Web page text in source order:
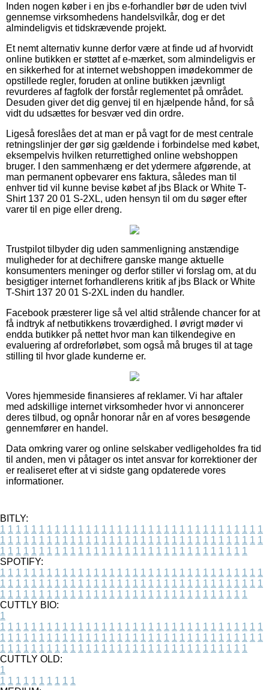
Inden nogen køber i en jbs e-forhandler bør de uden tvivl
gennemse virksomhedens handelsvilkår, dog er det
almindeligvis et tidskrævende projekt.
Et nemt alternativ kunne derfor være at finde ud af hvorvidt
online butikken er støttet af e-mærket, som almindeligvis er
en sikkerhed for at internet webshoppen imødekommer de
opstillede regler, foruden at online butikken jævnligt
revurderes af fagfolk der forstår reglementet på området.
Desuden giver det dig genvej til en hjælpende hånd, for så
vidt du udsættes for besvær ved din ordre.
Ligeså foreslåes det at man er på vagt for de mest centrale
retningslinjer der gør sig gældende i forbindelse med købet,
eksempelvis hvilken returrettighed online webshoppen
bruger. I den sammenhæng er det ydermere afgørende, at
man permanent opbevarer ens faktura, således man til
enhver tid vil kunne bevise købet af jbs Black or White T-
Shirt 137 20 01 S-2XL, uden hensyn til om du søger efter
varer til en pige eller dreng.
Trustpilot tilbyder dig uden sammenligning anstændige
muligheder for at dechifrere ganske mange aktuelle
konsumenters meninger og derfor stiller vi forslag om, at du
besigtiger internet forhandlerens kritik af jbs Black or White
T-Shirt 137 20 01 S-2XL inden du handler.
Facebook præsterer lige så vel altid strålende chancer for at
få indtryk af netbutikkens troværdighed. I øvrigt møder vi
endda butikker på nettet hvor man kan tilkendegive en
evaluering af ordreforløbet, som også må bruges til at tage
stilling til hvor glade kunderne er.
Vores hjemmeside finansieres af reklamer. Vi har aftaler
med adskillige internet virksomheder hvor vi annoncerer
deres tilbud, og opnår honorar når en af vores besøgende
gennemfører en handel.
Data omkring varer og online selskaber vedligeholdes fra tid
til anden, men vi påtager os intet ansvar for korrektioner der
er realiseret efter at vi sidste gang opdaterede vores
informationer.
BITLY:
1 1 1 1 1 1 1 1 1 1 1 1 1 1 1 1 1 1 1 1 1 1 1 1 1 1 1 1 1 1 1 1 1 1
1 1 1 1 1 1 1 1 1 1 1 1 1 1 1 1 1 1 1 1 1 1 1 1 1 1 1 1 1 1 1 1 1 1
1 1 1 1 1 1 1 1 1 1 1 1 1 1 1 1 1 1 1 1 1 1 1 1 1 1 1 1 1 1 1 1
SPOTIFY:
1 1 1 1 1 1 1 1 1 1 1 1 1 1 1 1 1 1 1 1 1 1 1 1 1 1 1 1 1 1 1 1 1 1
1 1 1 1 1 1 1 1 1 1 1 1 1 1 1 1 1 1 1 1 1 1 1 1 1 1 1 1 1 1 1 1 1 1
1 1 1 1 1 1 1 1 1 1 1 1 1 1 1 1 1 1 1 1 1 1 1 1 1 1 1 1 1 1 1 1
CUTTLY BIO:
1
1 1 1 1 1 1 1 1 1 1 1 1 1 1 1 1 1 1 1 1 1 1 1 1 1 1 1 1 1 1 1 1 1 1
1 1 1 1 1 1 1 1 1 1 1 1 1 1 1 1 1 1 1 1 1 1 1 1 1 1 1 1 1 1 1 1 1 1
1 1 1 1 1 1 1 1 1 1 1 1 1 1 1 1 1 1 1 1 1 1 1 1 1 1 1 1 1 1 1 1
CUTTLY OLD:
1
1 1 1 1 1 1 1 1 1 1